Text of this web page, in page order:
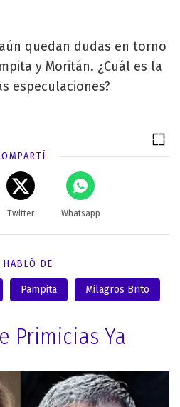
quedan dudas en torno
y Moritán. ¿Cuál es la
especulaciones?
Twitter Whatsapp
HABLÓ DE
Pampita Milagros Brito
Primicias Ya